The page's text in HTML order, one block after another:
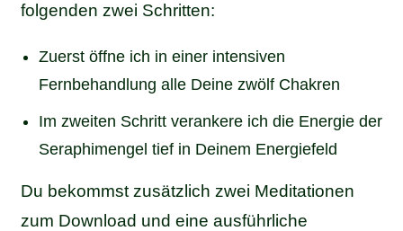
folgenden zwei Schritten:
Zuerst öffne ich in einer intensiven
Fernbehandlung alle Deine zwölf Chakren
Im zweiten Schritt verankere ich die Energie der
Seraphimengel tief in Deinem Energiefeld
Du bekommst zusätzlich zwei Meditationen
zum Download und eine ausführliche